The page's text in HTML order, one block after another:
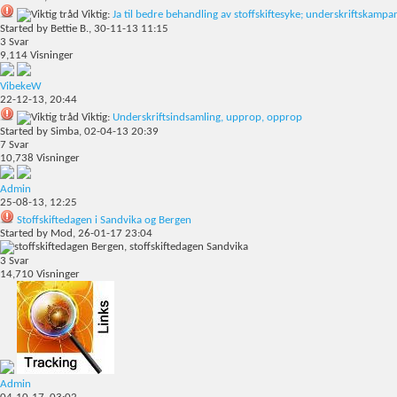
Viktig: Ja til bedre behandling av stoffskiftesyke;
Started by Bettie B., 30-11-13 11:15
3 Svar
9,114 Visninger
VibekeW
22-12-13, 20:44
Viktig: Underskriftsindsamling, upprop, opprop
Started by Simba, 02-04-13 20:39
7 Svar
10,738 Visninger
Admin
25-08-13, 12:25
Stoffskiftedagen i Sandvika og Bergen
Started by Mod , 26-01-17 23:04
3 Svar
14,710 Visninger
Admin